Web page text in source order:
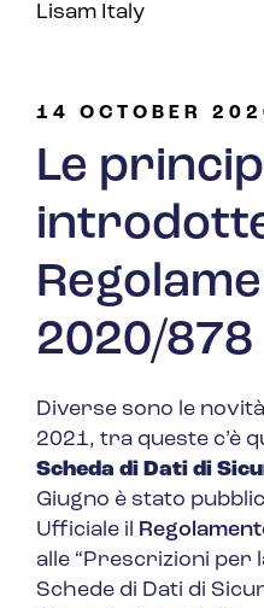
14 OCTOBER
Le
2020/878
Diverse sono le
2021, tra queste c’è
Scheda di Dati di
Giugno è stato
Ufficiale il
alle “Prescrizioni per
Schede di Dati di
Lisam Italy